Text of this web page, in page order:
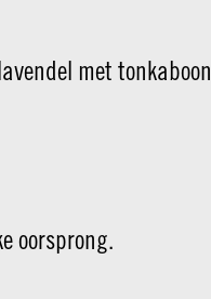
met tonkaboon
oorsprong.